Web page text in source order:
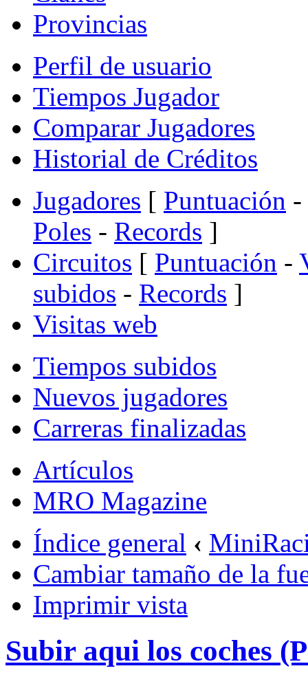
Provincias
Perfil de usuario
Tiempos Jugador
Comparar Jugadores
Historial de Créditos
Jugadores [ Puntuación -
Poles - Records ]
Circuitos [ Puntuación -
subidos - Records ]
Visitas web
Tiempos subidos
Nuevos jugadores
Carreras finalizadas
Artículos
MRO Magazine
Índice general ‹
Cambiar tamaño de la
Imprimir vista
Subir aqui los coches